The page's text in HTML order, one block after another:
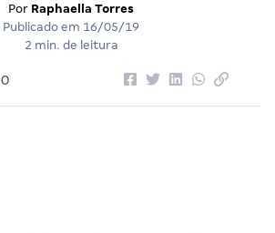
Por Raphaella Torres
Publicado em 16/05/19
2 min. de leitura
0